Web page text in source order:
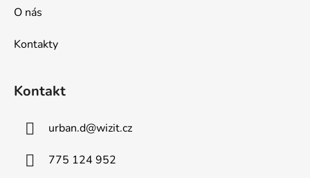
O nás
Kontakty
Kontakt
urban.d@wizit.cz
775 124 952